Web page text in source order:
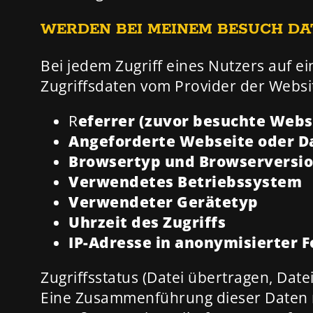
WERDEN BEI MEINEM BESUCH
Bei jedem Zugriff eines Nutzers auf
Zugriffsdaten vom Provider der
Referrer (zuvor besuchte
Angeforderte Webseite oder
Browsertyp und
Verwendetes Betriebssystem
Verwendeter Gerätetyp
Uhrzeit des Zugriffs
IP-Adresse in anonymisierter
Zugriffsstatus (Datei übertragen,
Eine Zusammenführung dieser